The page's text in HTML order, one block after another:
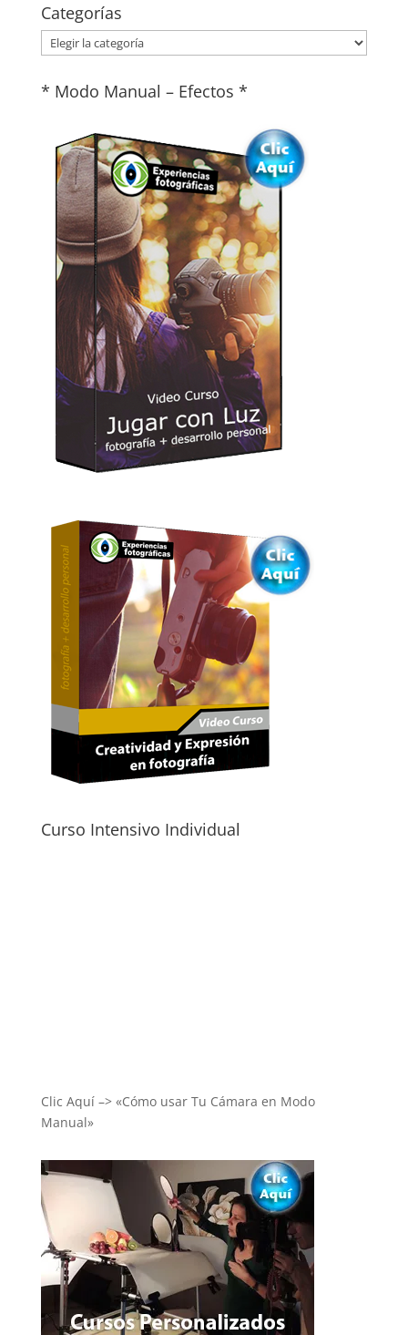
Categorías
Categorías
* Modo Manual – Efectos *
Curso Intensivo Individual
Clic Aquí –> «Cómo usar Tu Cámara en Modo
Manual»